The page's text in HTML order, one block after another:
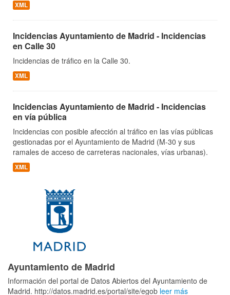
XML
Incidencias Ayuntamiento de Madrid - Incidencias
en Calle 30
Incidencias de tráfico en la Calle 30.
XML
Incidencias Ayuntamiento de Madrid - Incidencias
en vía pública
Incidencias con posible afección al tráfico en las vías públicas
gestionadas por el Ayuntamiento de Madrid (M-30 y sus
ramales de acceso de carreteras nacionales, vías urbanas).
XML
Ayuntamiento de Madrid
Información del portal de Datos Abiertos del Ayuntamiento de
Madrid. http://datos.madrid.es/portal/site/egob leer más